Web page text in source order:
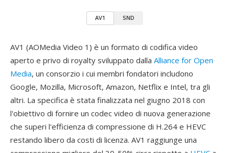
AV1 SND
AV1 (AOMedia Video 1) è un formato di codifica video
aperto e privo di royalty sviluppato dalla Alliance for Open
Media, un consorzio i cui membri fondatori includono
Google, Mozilla, Microsoft, Amazon, Netflix e Intel, tra gli
altri. La specifica è stata finalizzata nel giugno 2018 con
l'obiettivo di fornire un codec video di nuova generazione
che superi l'efficienza di compressione di H.264 e HEVC
restando libero da costi di licenza. AV1 raggiunge una